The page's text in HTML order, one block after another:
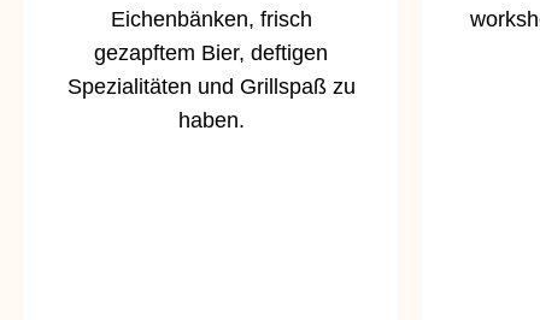
Eichenbänken, frisch
gezapftem Bier, deftigen
Spezialitäten und Grillspaß zu
haben.